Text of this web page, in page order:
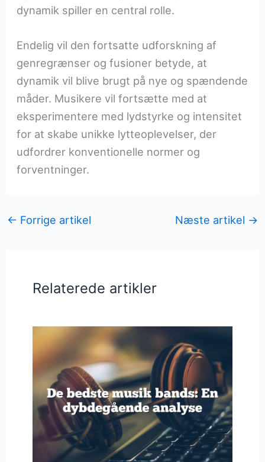
dynamik spiller en central rolle.
Endelig vil den fortsatte udforskning af
genregrænser og fusioner betyde, at
dynamik vil blive brugt på nye og spændende
måder. Musikere vil fortsætte med at
eksperimentere med lydstyrke og intensitet
for at skabe unikke lytteoplevelser, der
udfordrer konventionelle normer og
forventninger.
← Forrige artikel Næste artikel →
Relaterede artikler